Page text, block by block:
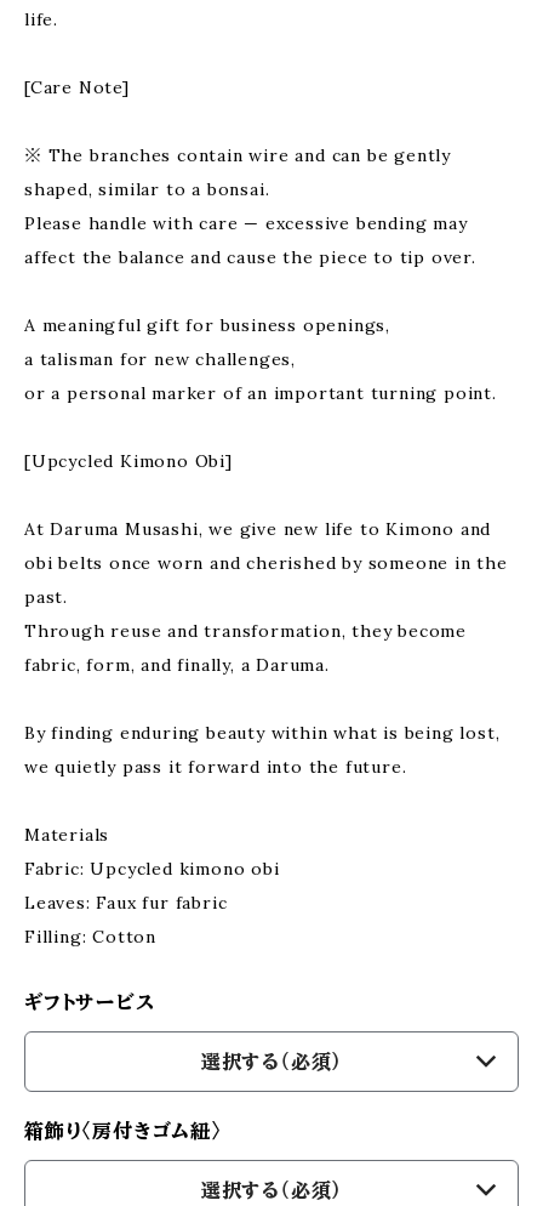
life.
[Care Note]
※ The branches contain wire and can be gently
shaped, similar to a bonsai.
Please handle with care — excessive bending may
affect the balance and cause the piece to tip over.
A meaningful gift for business openings,
a talisman for new challenges,
or a personal marker of an important turning point.
[Upcycled Kimono Obi]
At Daruma Musashi, we give new life to Kimono and
obi belts once worn and cherished by someone in the
past.
Through reuse and transformation, they become
fabric, form, and finally, a Daruma.
By finding enduring beauty within what is being lost,
we quietly pass it forward into the future.
Materials
Fabric: Upcycled kimono obi
Leaves: Faux fur fabric
Filling: Cotton
ギフトサービス
選択する（必須）
箱飾り〈房付きゴム紐〉
選択する（必須）